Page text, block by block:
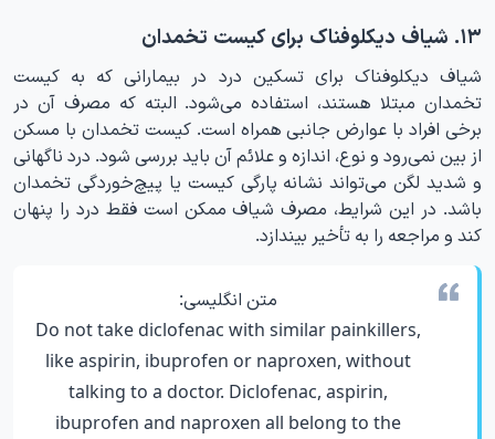
۱۳. شیاف دیکلوفناک برای کیست تخمدان
شیاف دیکلوفناک برای تسکین درد در بیمارانی که به کیست
تخمدان مبتلا هستند، استفاده می‌شود. البته که مصرف آن در
برخی افراد با عوارض جانبی همراه است. کیست تخمدان با مسکن
از بین نمی‌رود و نوع، اندازه و علائم آن باید بررسی شود. درد ناگهانی
و شدید لگن می‌تواند نشانه پارگی کیست یا پیچ‌خوردگی تخمدان
باشد. در این شرایط، مصرف شیاف ممکن است فقط درد را پنهان
کند و مراجعه را به تأخیر بیندازد.
متن انگلیسی:
Do not take diclofenac with similar painkillers,
like aspirin, ibuprofen or naproxen, without
talking to a doctor. Diclofenac, aspirin,
ibuprofen and naproxen all belong to the